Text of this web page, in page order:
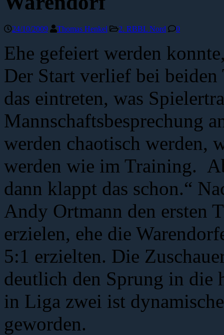
24/10/2009 Thomas Henkel 2. RBBL Nord 0
Ehe gefeiert werden
Der Start verlief bei beiden
das eintreten, was
Mannschaftsbesprechung
werden chaotisch werden,
werden wie im Training.
dann klappt das schon.“
Andy Ortmann den ersten
erzielen, ehe die
5:1 erzielten. Die
deutlich den Sprung in die
in Liga zwei ist
geworden.